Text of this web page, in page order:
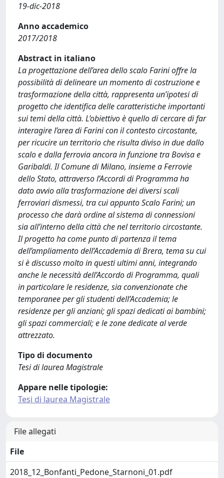
19-dic-2018
Anno accademico
2017/2018
Abstract in italiano
La progettazione dell’area dello scalo Farini offre la
possibilità di delineare un momento di costruzione e
trasformazione della città, rappresenta un’ipotesi di
progetto che identifica delle caratteristiche importanti
sui temi della città. L’obiettivo è quello di cercare di far
interagire l’area di Farini con il contesto circostante,
per ricucire un territorio che risulta diviso in due dallo
scalo e dalla ferrovia ancora in funzione tra Bovisa e
Garibaldi. Il Comune di Milano, insieme a Ferrovie
dello Stato, attraverso l’Accordi di Programma ha
dato avvio alla trasformazione dei diversi scali
ferroviari dismessi, tra cui appunto Scalo Farini; un
processo che darà ordine al sistema di connessioni
sia all’interno della città che nel territorio circostante.
Il progetto ha come punto di partenza il tema
dell’ampliamento dell’Accademia di Brera, tema su cui
si è discusso molto in questi ultimi anni, integrando
anche le necessità dell’Accordo di Programma, quali
in particolare le residenze, sia convenzionate che
temporanee per gli studenti dell’Accademia; le
residenze per gli anziani; gli spazi dedicati ai bambini;
gli spazi commerciali; e le zone dedicate al verde
attrezzato.
Tipo di documento
Tesi di laurea Magistrale
Appare nelle tipologie:
Tesi di laurea Magistrale
File allegati
File
2018_12_Bonfanti_Pedone_Starnoni_01.pdf